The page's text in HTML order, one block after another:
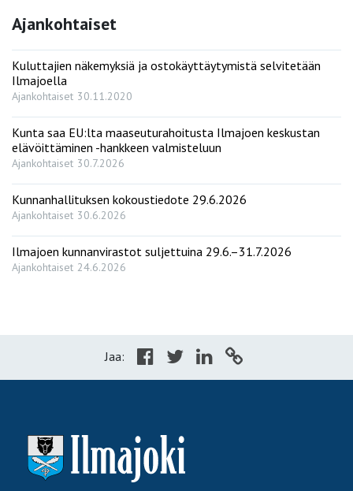
Ajankohtaiset
Kuluttajien näkemyksiä ja ostokäyttäytymistä selvitetään
Ilmajoella
Ajankohtaiset 30.11.2020
Kunta saa EU:lta maaseuturahoitusta Ilmajoen keskustan
elävöittäminen -hankkeen valmisteluun
Ajankohtaiset 30.7.2026
Kunnanhallituksen kokoustiedote 29.6.2026
Ajankohtaiset 30.6.2026
Ilmajoen kunnanvirastot suljettuina 29.6.–31.7.2026
Ajankohtaiset 24.6.2026
Jaa: